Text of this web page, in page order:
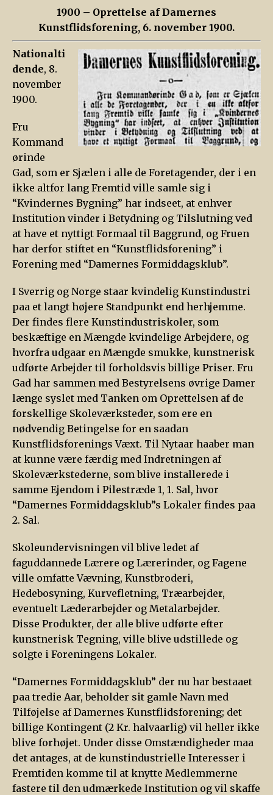
1900 – Oprettelse af Damernes
Kunstflidsforening, 6. november 1900.
Nationalti
dende, 8.
november
1900.
Fru
Kommand
ørinde
Gad, som er Sjælen i alle de Foretagender, der i en
ikke altfor lang Fremtid ville samle sig i
“Kvindernes Bygning” har indseet, at enhver
Institution vinder i Betydning og Tilslutning ved
at have et nyttigt Formaal til Baggrund, og Fruen
har derfor stiftet en “Kunstflidsforening” i
Forening med “Damernes Formiddagsklub”.
I Sverrig og Norge staar kvindelig Kunstindustri
paa et langt højere Standpunkt end herhjemme.
Der findes flere Kunstindustriskoler, som
beskæftige en Mængde kvindelige Arbejdere, og
hvorfra udgaar en Mængde smukke, kunstnerisk
udførte Arbejder til forholdsvis billige Priser. Fru
Gad har sammen med Bestyrelsens øvrige Damer
længe syslet med Tanken om Oprettelsen af de
forskellige Skoleværksteder, som ere en
nødvendig Betingelse for en saadan
Kunstflidsforenings Væxt. Til Nytaar haaber man
at kunne være færdig med Indretningen af
Skoleværkstederne, som blive installerede i
samme Ejendom i Pilestræde 1, 1. Sal, hvor
“Damernes Formiddagsklub”s Lokaler findes paa
2. Sal.
Skoleundervisningen vil blive ledet af
faguddannede Lærere og Lærerinder, og Fagene
ville omfatte Vævning, Kunstbroderi,
Hedebosyning, Kurvefletning, Træarbejder,
eventuelt Læderarbejder og Metalarbejder.
Disse Produkter, der alle blive udførte efter
kunstnerisk Tegning, ville blive udstillede og
solgte i Foreningens Lokaler.
“Damernes Formiddagsklub” der nu har bestaaet
paa tredie Aar, beholder sit gamle Navn med
Tilføjelse af Damernes Kunstflidsforening; det
billige Kontingent (2 Kr. halvaarlig) vil heller ikke
blive forhøjet. Under disse Omstændigheder maa
det antages, at de kunstindustrielle Interesser i
Fremtiden komme til at knytte Medlemmerne
fastere til den udmærkede Institution og vil skaffe